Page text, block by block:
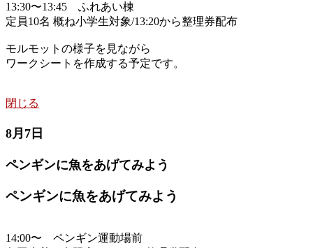
13:30〜13:45 ふれあい棟
定員10名 概ね小学生対象/13:20から整理券配布
モルモットの様子を見ながら
ワークシートを作成する予定です。
閉じる
8月7日
ペンギンに魚をあげてみよう
ペンギンに魚をあげてみよう
14:00〜 ペンギン運動場前